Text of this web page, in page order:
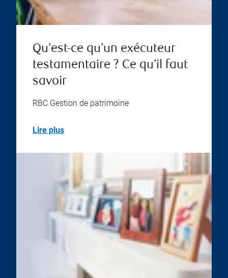
Qu’est-ce qu’un exécuteur
testamentaire ? Ce qu’il faut
savoir
RBC Gestion de patrimoine
Lire plus